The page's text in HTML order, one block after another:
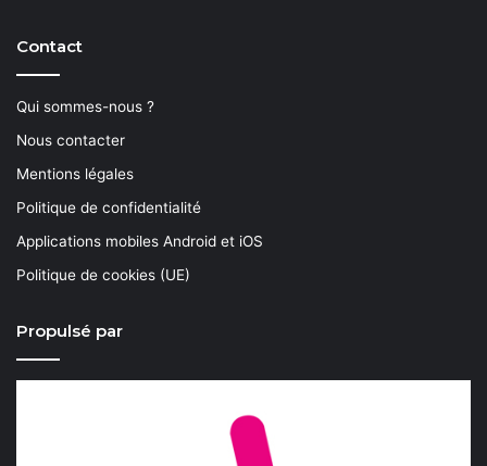
Contact
Qui sommes-nous ?
Nous contacter
Mentions légales
Politique de confidentialité
Applications mobiles Android et iOS
Politique de cookies (UE)
Propulsé par